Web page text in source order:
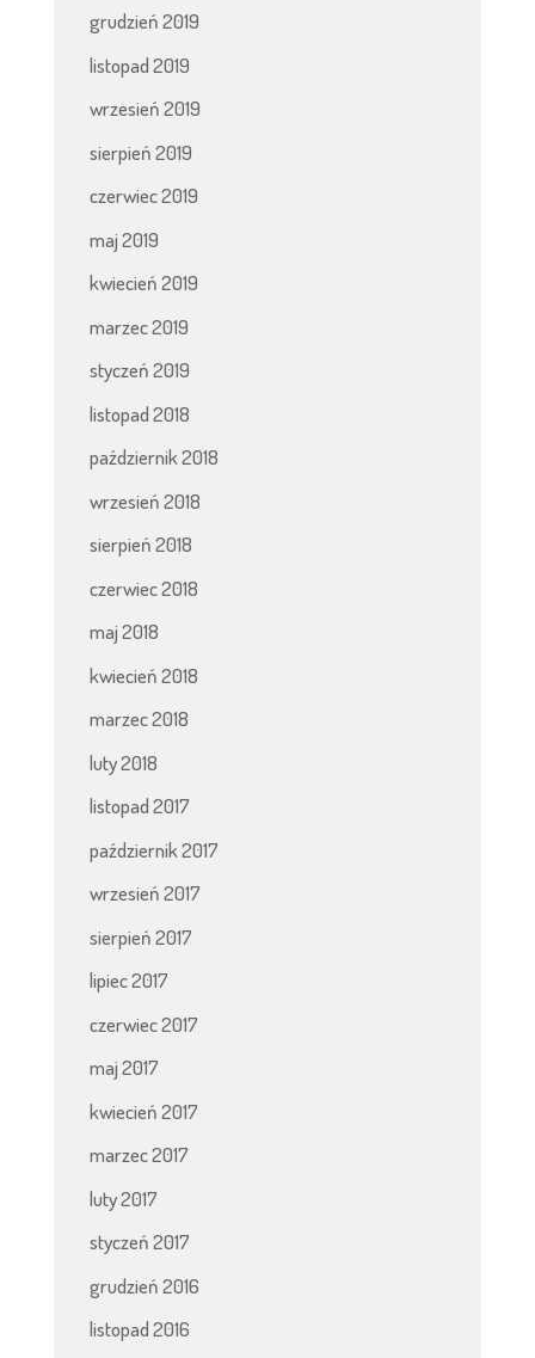
grudzień 2019
listopad 2019
wrzesień 2019
sierpień 2019
czerwiec 2019
maj 2019
kwiecień 2019
marzec 2019
styczeń 2019
listopad 2018
październik 2018
wrzesień 2018
sierpień 2018
czerwiec 2018
maj 2018
kwiecień 2018
marzec 2018
luty 2018
listopad 2017
październik 2017
wrzesień 2017
sierpień 2017
lipiec 2017
czerwiec 2017
maj 2017
kwiecień 2017
marzec 2017
luty 2017
styczeń 2017
grudzień 2016
listopad 2016